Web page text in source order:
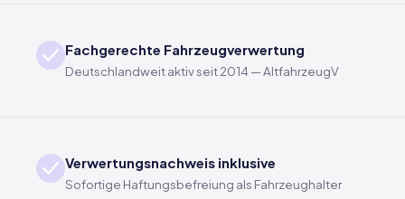
Fachgerechte Fahrzeugverwertung
Deutschlandweit aktiv seit 2014 — AltfahrzeugV
Verwertungsnachweis inklusive
Sofortige Haftungsbefreiung als Fahrzeughalter